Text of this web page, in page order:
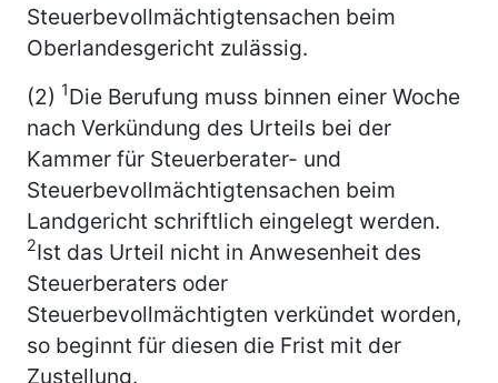
Steuerbevollmächtigtensachen beim
Oberlandesgericht zulässig.
(2) 1Die Berufung muss binnen einer Woche
nach Verkündung des Urteils bei der
Kammer für Steuerberater- und
Steuerbevollmächtigtensachen beim
Landgericht schriftlich eingelegt werden.
2Ist das Urteil nicht in Anwesenheit des
Steuerberaters oder
Steuerbevollmächtigten verkündet worden,
so beginnt für diesen die Frist mit der
Zustellung.